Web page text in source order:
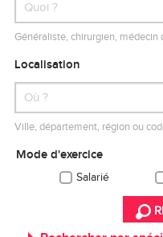
Généraliste, chirurgien, médecin
Localisation
Ville, département, région ou
Mode d'exercice
Salarié